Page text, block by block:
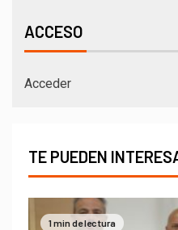
ACCESO
Acceder
TE PUEDEN
1 min de lectura